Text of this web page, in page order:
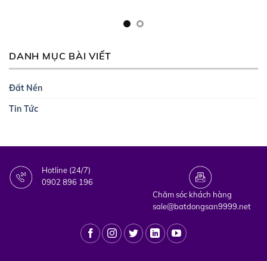
DANH MỤC BÀI VIẾT
Đất Nền
Tin Tức
Hotline (24/7)
0902 896 196
Chăm sóc khách hàng
sale@batdongsan9999.net